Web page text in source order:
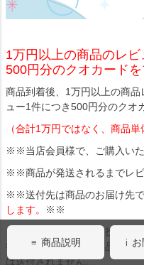
1万円以上の商品のレ
500円分のクオカードを
商品到着後、1万円以上の商
ュー1件につき500円分のクオ
（合計1万円ではなく、商品
※※当店会員様で、ご購入い
※※商品が発送されるまでレ
※※送付先は商品のお届け先で
します。
※※
※同一商品のレビュー投稿で
後日、別注文で同じ商品を購
は送付されません。
商品説明